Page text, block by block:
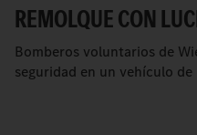
REMOLQUE CON
Bomberos voluntarios de
seguridad en un vehículo